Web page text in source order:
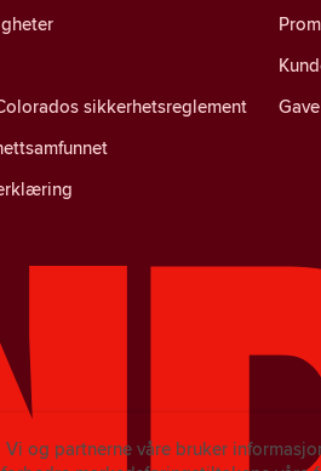
sikkerhetsreglement
og partnerne våre bruker